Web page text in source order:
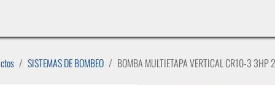
SISTEMAS DE BOMBEO BOMBA MULTIETAPA VERTICAL CR10-3